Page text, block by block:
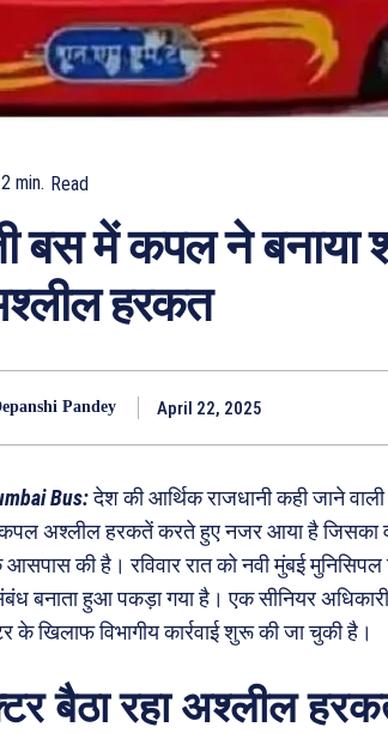
2 min. Read
बस में कपल ने बनाया
हरकत
Pandey April 22, 2025
Bus:देश की आर्थिक राजधानी कही जाने
अश्लील हरकतें करते हुए नजर आया है जिसका
की है। रविवार रात को नवी मुंबई
बनाता हुआ पकड़ा गया है। एक सीनियर
खिलाफ विभागीय कार्रवाई शुरू की जा चुकी है।
बैठा रहा अश्लील